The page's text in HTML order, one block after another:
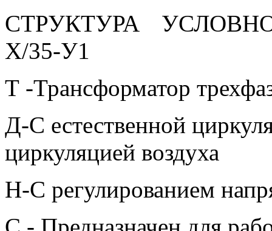
СТРУКТУРА
Х/35-У1
Т -Трансформатор
Д-С естественной
циркуляцией воздуха
Н-С регулированием